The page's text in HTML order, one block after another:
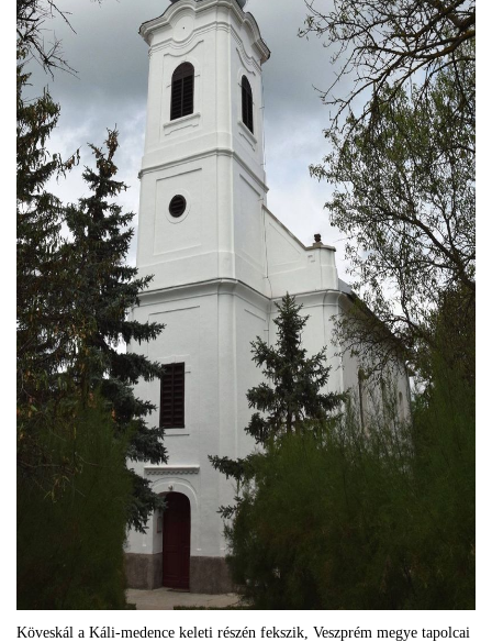
Köveskál a Káli-medence keleti részén fekszik, Veszprém megye tapolcai